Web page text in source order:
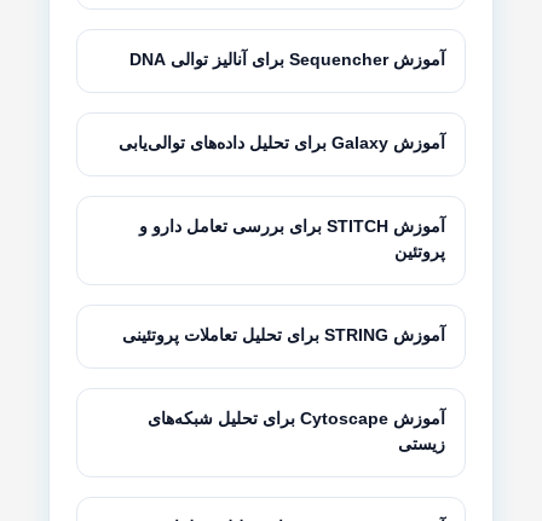
آموزش Sequencher برای آنالیز توالی DNA
آموزش Galaxy برای تحلیل داده‌های توالی‌یابی
آموزش STITCH برای بررسی تعامل دارو و
پروتئین
آموزش STRING برای تحلیل تعاملات پروتئینی
آموزش Cytoscape برای تحلیل شبکه‌های
زیستی